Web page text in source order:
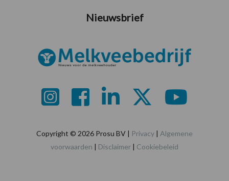
Nieuwsbrief
Copyright © 2026 Prosu BV | Privacy | Algemene
voorwaarden | Disclaimer | Cookiebeleid